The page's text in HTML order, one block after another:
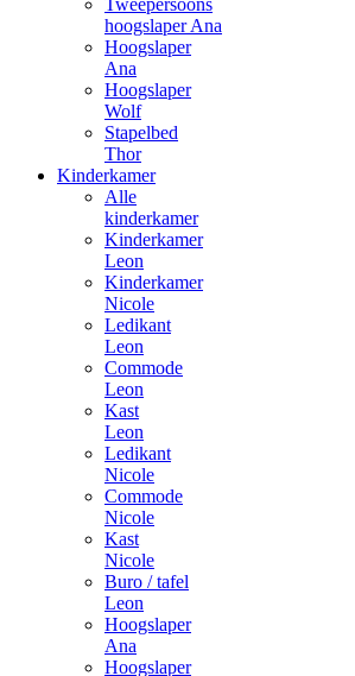
Tweepersoons
hoogslaper Ana
Hoogslaper
Ana
Hoogslaper
Wolf
Stapelbed
Thor
Kinderkamer
Alle
kinderkamer
Kinderkamer
Leon
Kinderkamer
Nicole
Ledikant
Leon
Commode
Leon
Kast
Leon
Ledikant
Nicole
Commode
Nicole
Kast
Nicole
Buro / tafel
Leon
Hoogslaper
Ana
Hoogslaper